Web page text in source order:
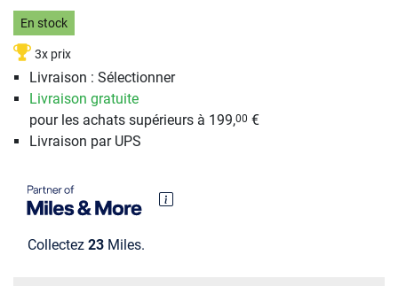
En stock
3x prix
Livraison : Sélectionner
Livraison gratuite
pour les achats supérieurs à 199,00 €
Livraison par UPS
Collectez 23 Miles.